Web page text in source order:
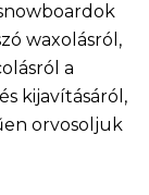
waxolásról,
a
kijavításáról,
orvosoljuk